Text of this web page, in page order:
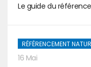
Le guide du
RÉFÉRENCEMENT
16 Mai